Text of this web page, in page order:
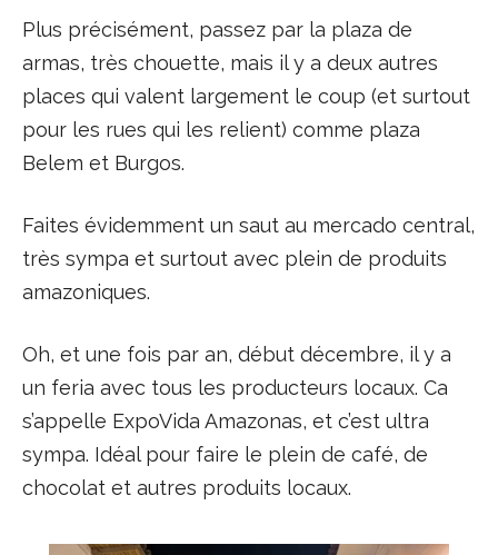
Plus précisément, passez par la plaza de
armas, très chouette, mais il y a deux autres
places qui valent largement le coup (et surtout
pour les rues qui les relient) comme plaza
Belem et Burgos.
Faites évidemment un saut au mercado central,
très sympa et surtout avec plein de produits
amazoniques.
Oh, et une fois par an, début décembre, il y a
un feria avec tous les producteurs locaux. Ca
s’appelle ExpoVida Amazonas, et c’est ultra
sympa. Idéal pour faire le plein de café, de
chocolat et autres produits locaux.